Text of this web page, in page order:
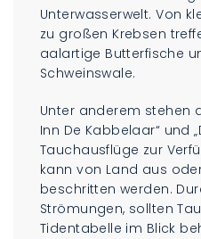
Unterwasserwelt. Von
zu großen Krebsen
aalartige Butterfische
Schweinswale.
Unter anderem stehen
Inn De Kabbelaar“ und
Tauchausflüge zur
kann von Land aus
beschritten werden.
Strömungen, sollten
Tidentabelle im Blick